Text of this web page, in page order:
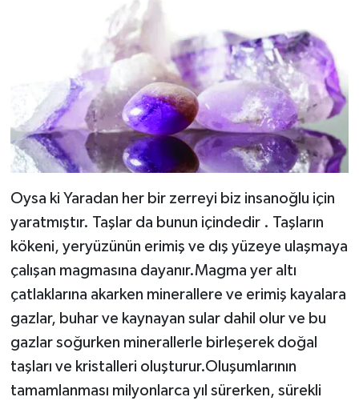
Oysa ki Yaradan her bir zerreyi biz insanoğlu için
yaratmıştır. Taşlar da bunun içindedir . Taşların
kökeni, yeryüzünün erimiş ve dış yüzeye ulaşmaya
çalışan magmasına dayanır.Magma yer altı
çatlaklarına akarken minerallere ve erimiş kayalara
gazlar, buhar ve kaynayan sular dahil olur ve bu
gazlar soğurken minerallerle birleşerek doğal
taşları ve kristalleri oluşturur.Oluşumlarının
tamamlanması milyonlarca yıl sürerken, sürekli